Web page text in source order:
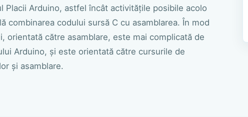
Arduino, astfel încât activitățile posibile acolo
combinarea codului sursă C cu asamblarea. În mod
orientată către asamblare, este mai complicată de
Arduino, și este orientată către cursurile de
și asamblare.